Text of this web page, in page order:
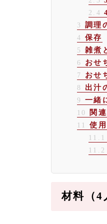
2.4
3 調理
4 保存
5 雑煮
6 おせ
7 おせ
8 出汁
9 一緒
10 関
11 使
11.1
11.2
材料（4